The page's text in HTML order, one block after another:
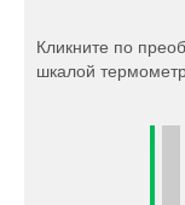
Кликните по
шкалой